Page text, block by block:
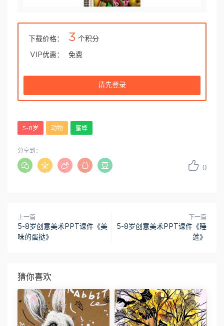
下载价格： 3 个积分
VIP优惠： 免费
请先登录
5-8岁 动物 蜜蜂
0
分享到：
上一篇
5-8岁创意美术PPT课件《美
味的蛋挞》
下一篇
5-8岁创意美术PPT课件《睡
莲》
猜你喜欢